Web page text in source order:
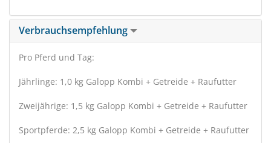
Verbrauchsempfehlung
Pro Pferd und Tag:
Jährlinge: 1,0 kg Galopp Kombi + Getreide + Raufutter
Zweijährige: 1,5 kg Galopp Kombi + Getreide + Raufutter
Sportpferde: 2,5 kg Galopp Kombi + Getreide + Raufutter